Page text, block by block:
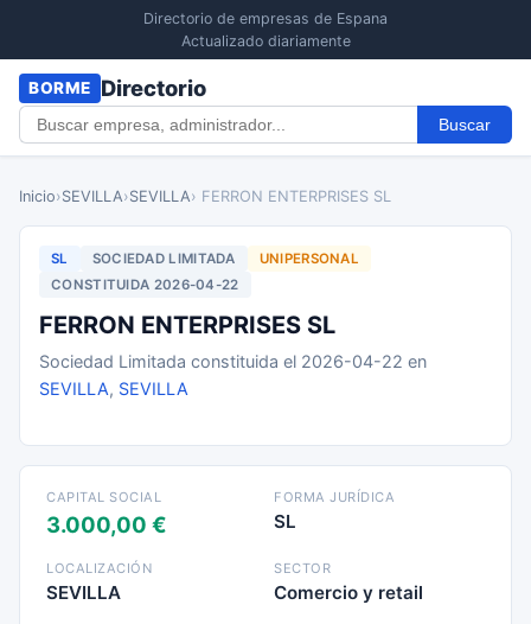
Directorio de empresas de Espana
Actualizado diariamente
BORME Directorio
Buscar
Inicio›SEVILLA›SEVILLA› FERRON ENTERPRISES SL
SL SOCIEDAD LIMITADA
UNIPERSONAL
CONSTITUIDA 2026-04-22
FERRON ENTERPRISES SL
Sociedad Limitada constituida el 2026-04-22 en
SEVILLA, SEVILLA
CAPITAL SOCIAL
3.000,00 €
FORMA JURÍDICA
SL
LOCALIZACIÓN
SEVILLA
SECTOR
Comercio y retail